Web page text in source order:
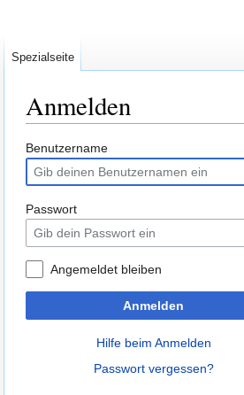
Anmelden
Zur
Navigation
springen
Zur
Suche
springen
Benutzername
Passwort
Angemeldet bleiben
Anmelden
Hilfe beim Anmelden
Passwort vergessen?
Spezialseite